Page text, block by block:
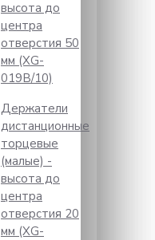
высота до
центра
отверстия 50
мм (XG-
019B/10)
Держатели
дистанционные
торцевые
(малые) -
высота до
центра
отверстия 20
мм (XG-